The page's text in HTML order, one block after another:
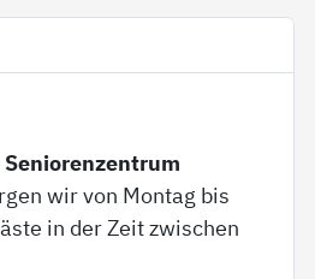
Seniorenzentrum
wir von Montag bis
in der Zeit zwischen